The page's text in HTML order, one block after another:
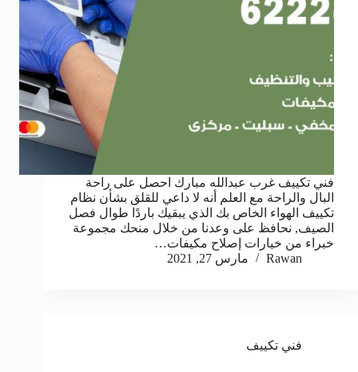
فني تكييف غرب عبدالله مبارك احصل على راحة
البال والراحة مع العلم أنه لا داعي للقلق بشأن نظام
تكييف الهواء الخاص بك الذي يبقيك باردًا طوال فصل
الصيف, نحافظ على وعدنا من خلال منحك مجموعة
خبراء من خيارات إصلاح مكيفات…
Rawan
مارس 27, 2021
فني تكييف